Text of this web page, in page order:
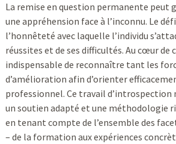
La remise en question permanente peut
une appréhension face à l’inconnu. Le
l’honnêteté avec laquelle l’individu
réussites et de ses difficultés. Au cœur de
indispensable de reconnaître tant les
d’amélioration afin d’orienter
professionnel. Ce travail d’introspection
un soutien adapté et une méthodologie
en tenant compte de l’ensemble des
– de la formation aux expériences